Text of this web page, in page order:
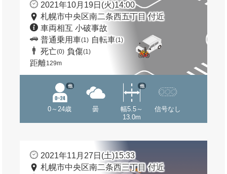
2021年10月19日(火)14:00
札幌市中央区南二条西五丁目 付近
車両相互 小破事故
普通乗用車(1) 自転車(1)
死亡(0) 負傷(1)
距離129m
0～24歳
他
曇
幅5.5～
13.0m
他
信号なし
2021年11月27日(土)15:33
札幌市中央区南二条西三丁目 付近